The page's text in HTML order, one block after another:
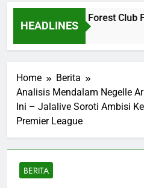
HEADLINES
vs Nottingham Forest Club
Home
Berita
Analisis Mendalam Negelle
Ini – Jalalive Soroti Ambisi
Premier League
BERITA